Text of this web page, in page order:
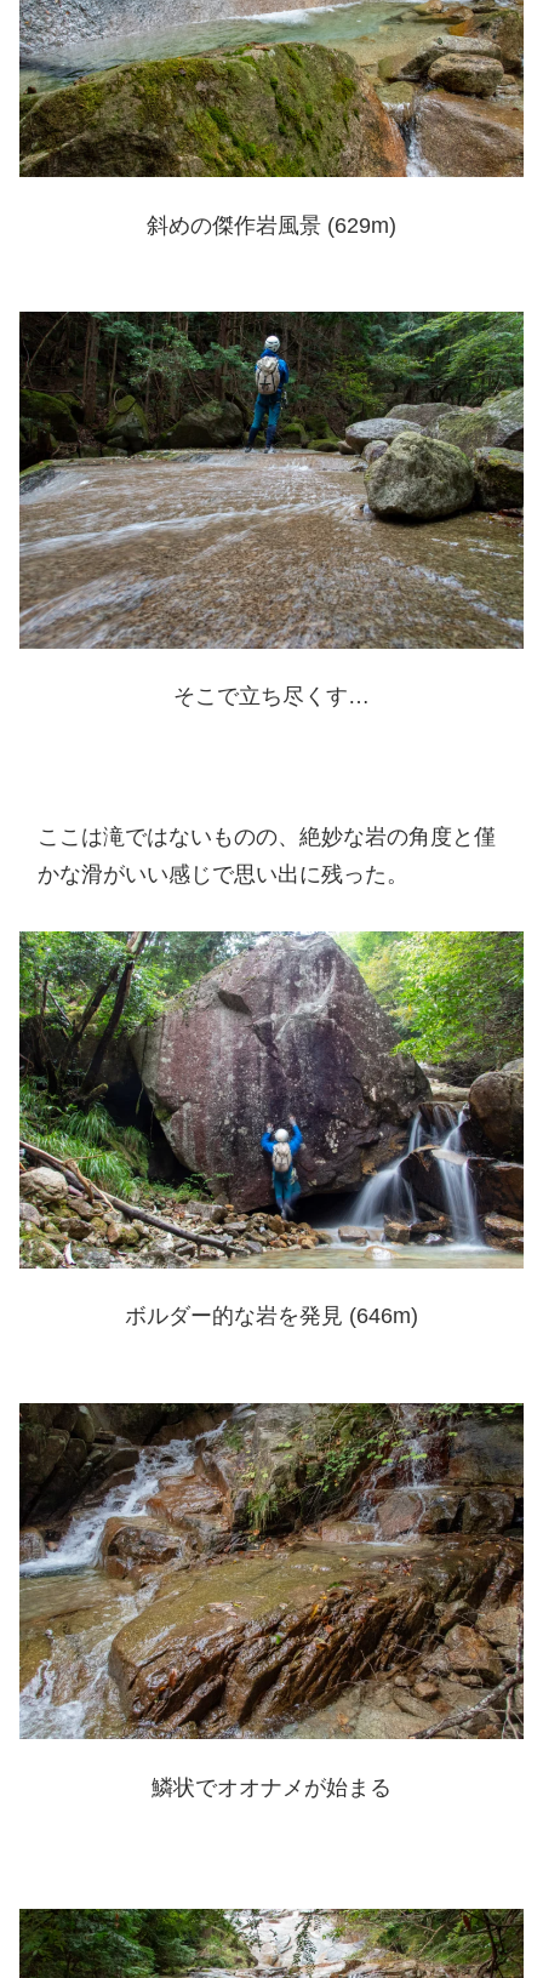
斜めの傑作岩風景 (629m)
そこで立ち尽くす…
ここは滝ではないものの、絶妙な岩の角度と僅
かな滑がいい感じで思い出に残った。
ボルダー的な岩を発見 (646m)
鱗状でオオナメが始まる